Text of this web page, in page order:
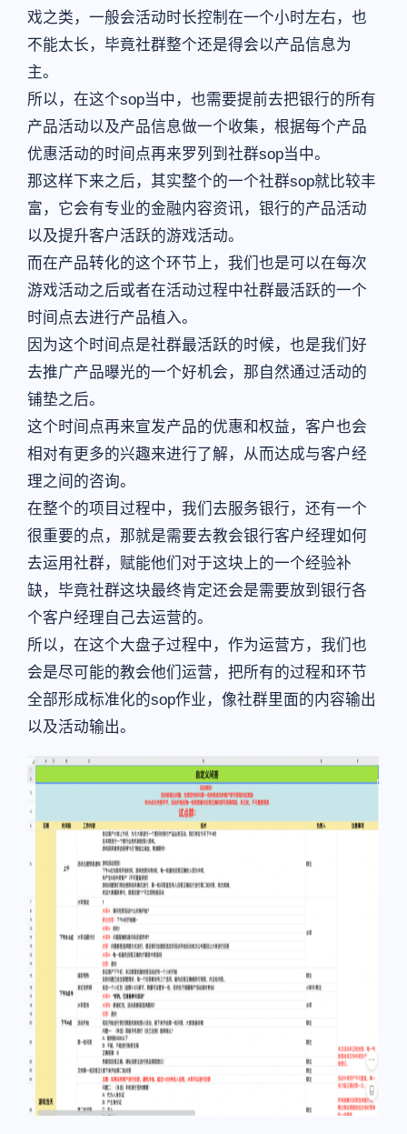
戏之类，一般会活动时长控制在一个小时左右，也
不能太长，毕竟社群整个还是得会以产品信息为
主。
所以，在这个sop当中，也需要提前去把银行的所有
产品活动以及产品信息做一个收集，根据每个产品
优惠活动的时间点再来罗列到社群sop当中。
那这样下来之后，其实整个的一个社群sop就比较丰
富，它会有专业的金融内容资讯，银行的产品活动
以及提升客户活跃的游戏活动。
而在产品转化的这个环节上，我们也是可以在每次
游戏活动之后或者在活动过程中社群最活跃的一个
时间点去进行产品植入。
因为这个时间点是社群最活跃的时候，也是我们好
去推广产品曝光的一个好机会，那自然通过活动的
铺垫之后。
这个时间点再来宣发产品的优惠和权益，客户也会
相对有更多的兴趣来进行了解，从而达成与客户经
理之间的咨询。
在整个的项目过程中，我们去服务银行，还有一个
很重要的点，那就是需要去教会银行客户经理如何
去运用社群，赋能他们对于这块上的一个经验补
缺，毕竟社群这块最终肯定还会是需要放到银行各
个客户经理自己去运营的。
所以，在这个大盘子过程中，作为运营方，我们也
会是尽可能的教会他们运营，把所有的过程和环节
全部形成标准化的sop作业，像社群里面的内容输出
以及活动输出。